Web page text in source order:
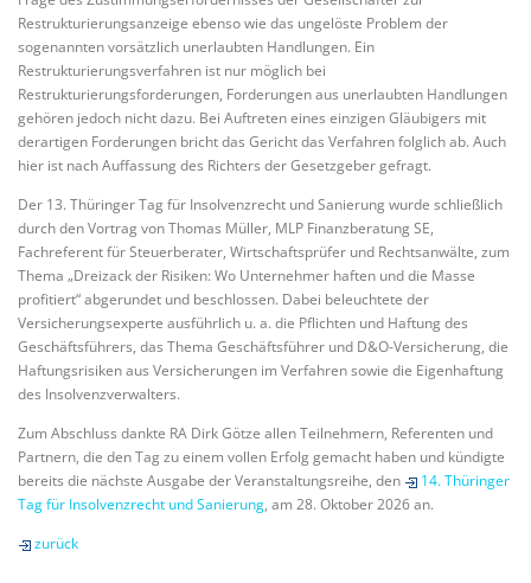
Restrukturierungsanzeige ebenso wie das ungelöste Problem der
sogenannten vorsätzlich unerlaubten Handlungen. Ein
Restrukturierungsverfahren ist nur möglich bei
Restrukturierungsforderungen, Forderungen aus unerlaubten Handlungen
gehören jedoch nicht dazu. Bei Auftreten eines einzigen Gläubigers mit
derartigen Forderungen bricht das Gericht das Verfahren folglich ab. Auch
hier ist nach Auffassung des Richters der Gesetzgeber gefragt.
Der 13. Thüringer Tag für Insolvenzrecht und Sanierung wurde schließlich
durch den Vortrag von Thomas Müller, MLP Finanzberatung SE,
Fachreferent für Steuerberater, Wirtschaftsprüfer und Rechtsanwälte, zum
Thema „Dreizack der Risiken: Wo Unternehmer haften und die Masse
profitiert“ abgerundet und beschlossen. Dabei beleuchtete der
Versicherungsexperte ausführlich u. a. die Pflichten und Haftung des
Geschäftsführers, das Thema Geschäftsführer und D&O-Versicherung, die
Haftungsrisiken aus Versicherungen im Verfahren sowie die Eigenhaftung
des Insolvenzverwalters.
Zum Abschluss dankte RA Dirk Götze allen Teilnehmern, Referenten und
Partnern, die den Tag zu einem vollen Erfolg gemacht haben und kündigte
bereits die nächste Ausgabe der Veranstaltungsreihe, den
14. Thüringer
Tag für Insolvenzrecht und Sanierung, am 28. Oktober 2026 an.
zurück